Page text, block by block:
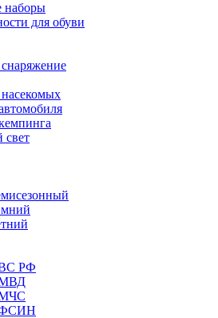
наборы
для обуви
свет
РФ
МВД
МЧС
ФСИН